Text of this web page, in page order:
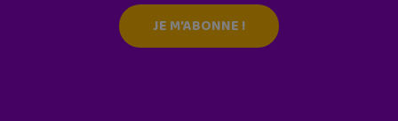
JE M'ABONNE !